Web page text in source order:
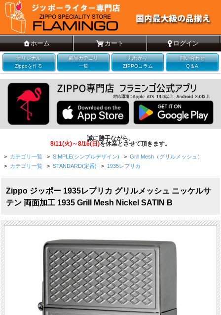
ホーム カート ログイン
オリジナル
Zippoを作る
商品カテゴリ
一覧
丸わかり
ZIPPOコラム
問い合わせ
Q＆A
誠に勝手ながら、
8/11(火)～8/16(日)を休業とさせて頂きます。
> カテゴリ一覧 > SIMPLE(シンプルデザイン) > Grill Mesh（グリルメッシュ）
> カテゴリ一覧 > STANDARD(定番) > 1935レプリカ
Zippo ジッポー 1935レプリカ グリルメッシュ ニッケルサ
テン 両面加工 1935 Grill Mesh Nickel SATIN B